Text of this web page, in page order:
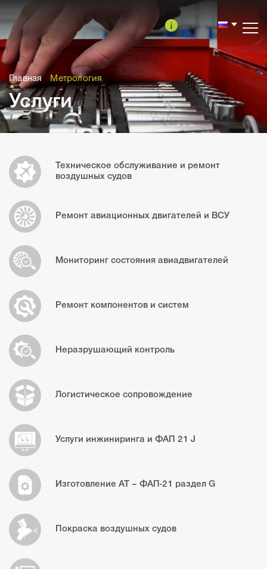
Версия
для
слабовидящих
Главная Метрология
Услуги
Техническое обслуживание и ремонт
воздушных судов
Ремонт авиационных двигателей и ВСУ
Мониторинг состояния авиадвигателей
Ремонт компонентов и систем
Неразрушающий контроль
Логистическое сопровождение
Услуги инжиниринга и ФАП 21 J
Изготовление АТ – ФАП-21 раздел G
Покраска воздушных судов